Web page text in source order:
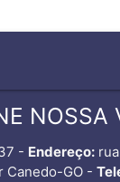
NOSSA
- Endereço:rua
Canedo-GO -